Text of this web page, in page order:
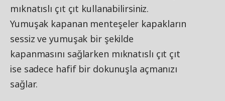
mıknatıslı çıt çıt kullanabilirsiniz.
Yumuşak kapanan menteşeler kapakların
sessiz ve yumuşak bir şekilde
kapanmasını sağlarken mıknatıslı çıt çıt
ise sadece hafif bir dokunuşla açmanızı
sağlar.